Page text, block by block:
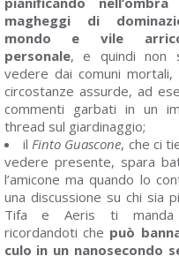
magheggi di
mondo e vile
personale, e quindi non
vedere dai comuni mortali,
circostanze assurde, ad
commenti garbati in un
thread sul giardinaggio;
il Finto Guascone, che ci
vedere presente, spara
l’amicone ma quando lo
una discussione su chi sia
Tifa e Aeris ti
ricordandoti che può
culo in un nanosecondo